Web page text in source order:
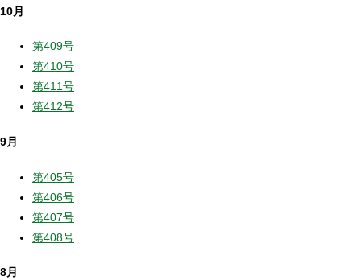
10月
第409号
第410号
第411号
第412号
9月
第405号
第406号
第407号
第408号
8月